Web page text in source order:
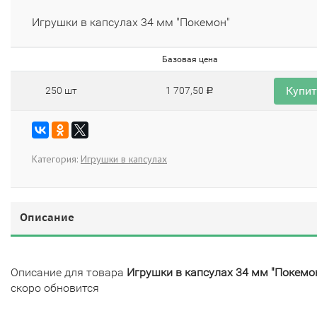
Игрушки в капсулах 34 мм "Покемон"
Базовая цена
250 шт 1 707,50 Р
Категория: Игрушки в капсулах
Описание
Описание для товара Игрушки в капсулах 34 мм
скоро обновится